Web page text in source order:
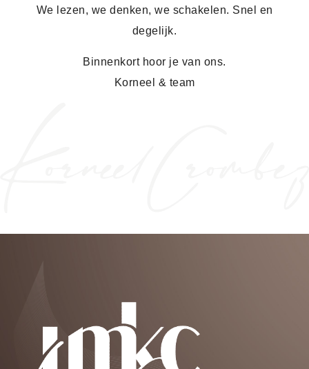
We lezen, we denken, we schakelen. Snel en
degelijk.
Binnenkort hoor je van ons.
Korneel & team